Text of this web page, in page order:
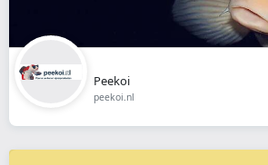
Peekoi
peekoi.nl